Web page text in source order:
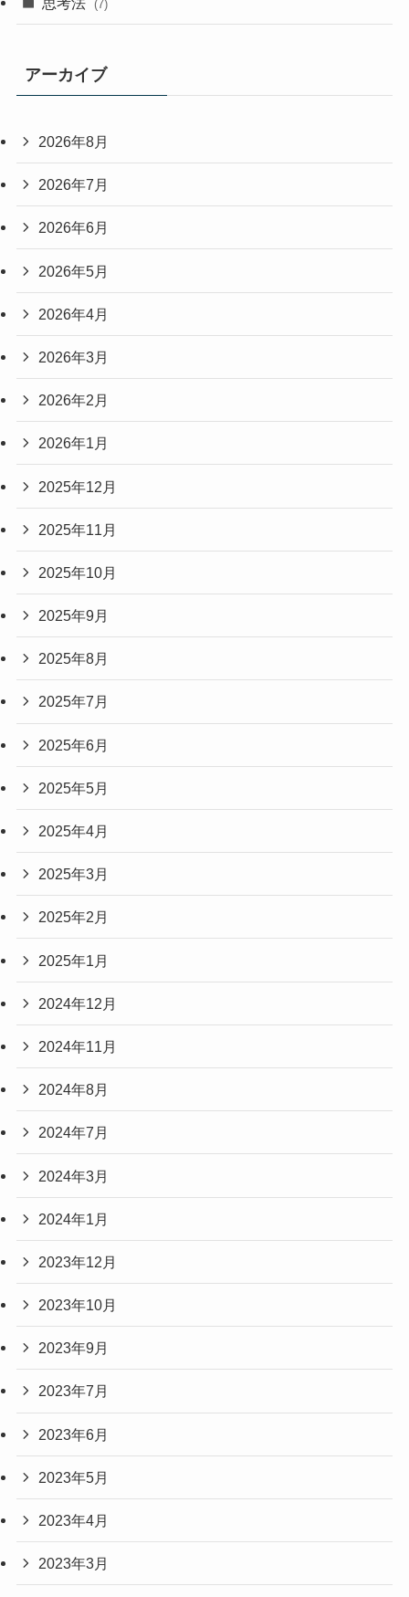
(7)
アーカイブ
2026年8月
2026年7月
2026年6月
2026年5月
2026年4月
2026年3月
2026年2月
2026年1月
2025年12月
2025年11月
2025年10月
2025年9月
2025年8月
2025年7月
2025年6月
2025年5月
2025年4月
2025年3月
2025年2月
2025年1月
2024年12月
2024年11月
2024年8月
2024年7月
2024年3月
2024年1月
2023年12月
2023年10月
2023年9月
2023年7月
2023年6月
2023年5月
2023年4月
2023年3月